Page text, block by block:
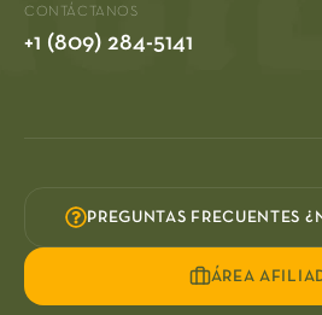
CONTÁCTANOS
+1 (809) 284-5141
PREGUNTAS FRECUENTES
ÁREA